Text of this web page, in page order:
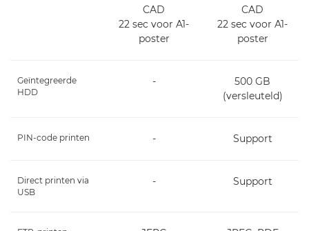
CAD
22 sec voor A1-
poster
CAD
22 sec voor A1-
poster
Geïntegreerde
HDD
-
500 GB
(versleuteld)
PIN-code printen - Support
Direct printen via
USB
- Support